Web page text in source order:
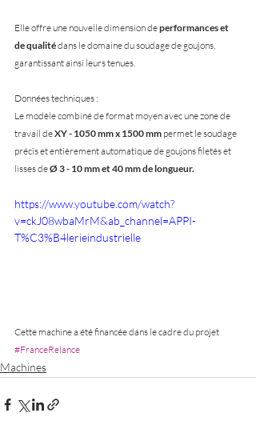
Elle offre une nouvelle dimension de performances et
de qualité dans le domaine du soudage de goujons,
garantissant ainsi leurs tenues.
Données techniques :
Le modèle combiné de format moyen avec une zone de
travail de XY - 1050 mm x 1500 mm permet le soudage
précis et entièrement automatique de goujons filetés et
lisses de Ø 3 - 10 mm et 40 mm de longueur.
https://www.youtube.com/watch?
v=ckJ08wbaMrM&ab_channel=APPI-
T%C3%B4lerieindustrielle
Cette machine a été financée dans le cadre du projet
#FranceRelance
Machines